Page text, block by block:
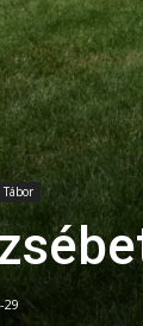
Tábor
29